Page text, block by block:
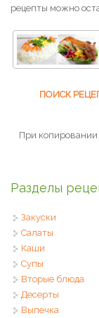
рецепты можно
ПОИСК
При копировании
Разделы
Закуски
Салаты
Каши
Супы
Вторые блюда
Десерты
Выпечка